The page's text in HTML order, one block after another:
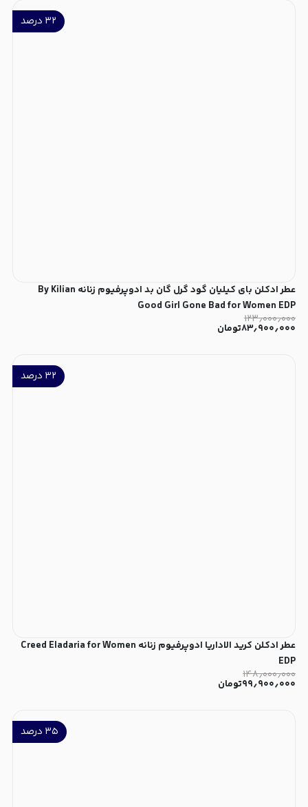
۳۲ درصد
عطر ادکلن بای کیلیان گود گرل گان بد ادوپرفیوم زنانه By Kilian
Good Girl Gone Bad for Women EDP
۱۲۳٫۰۰۰٫۰۰۰
۸۳٫۹۰۰٫۰۰۰تومان
۳۲ درصد
عطر ادکلن کرید الاداریا ادوپرفیوم زنانه Creed Eladaria for Women
EDP
۱۴۸٫۰۰۰٫۰۰۰
۹۹٫۹۰۰٫۰۰۰تومان
۳۵ درصد